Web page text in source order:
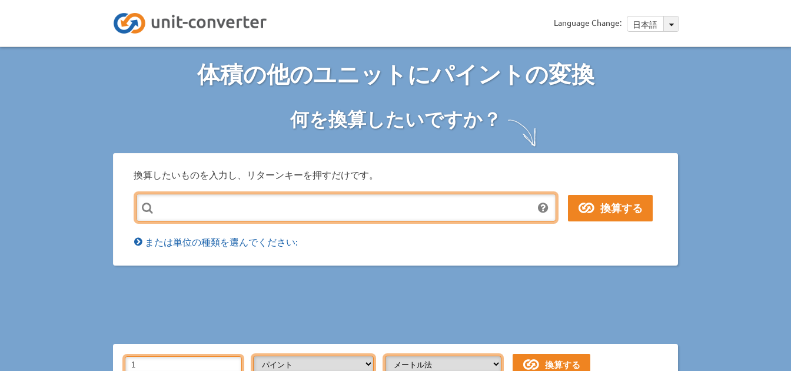
Language Change: 日本語
体積の他のユニットにパイントの変換
何を換算したいですか？
換算したいものを入力し、リターンキーを押すだけです。
または単位の種類を選んでください: